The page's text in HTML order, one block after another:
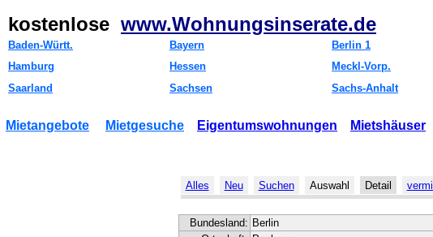
kostenlose www.Wohnungsinserate.de
Baden-Württ. Bayern Berlin 1
Hamburg
Hessen Meckl-Vorp.
Saarland
Sachsen Sachs-Anhalt
Mietangebote Mietgesuche Eigentumswohnungen Mietshäuser
Alles Neu Suchen Auswahl Detail
Bundesland: Berlin